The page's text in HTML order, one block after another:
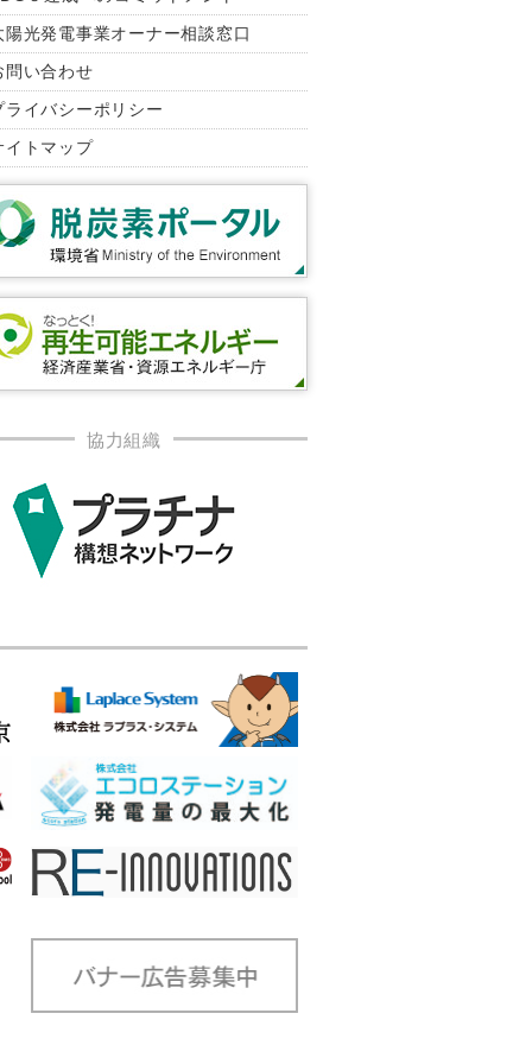
陽光発電事業オーナー相談窓口
問い合わせ
ライバシーポリシー
イトマップ
協力組織